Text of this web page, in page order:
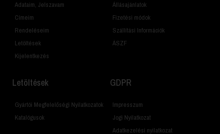
Adataim, Jelszavam
Címeim
Rendeléseim
Letöltések
Kijelentkezés
Állásajánlatok
Fizetési módok
Szállítási Információk
ÁSZF
Letöltések
Gyártói Megfelelőségi Nyilatkozatok
Katalógusok
GDPR
Impresszum
Jogi Nyilatkozat
Adatkezelési nyilatkozat